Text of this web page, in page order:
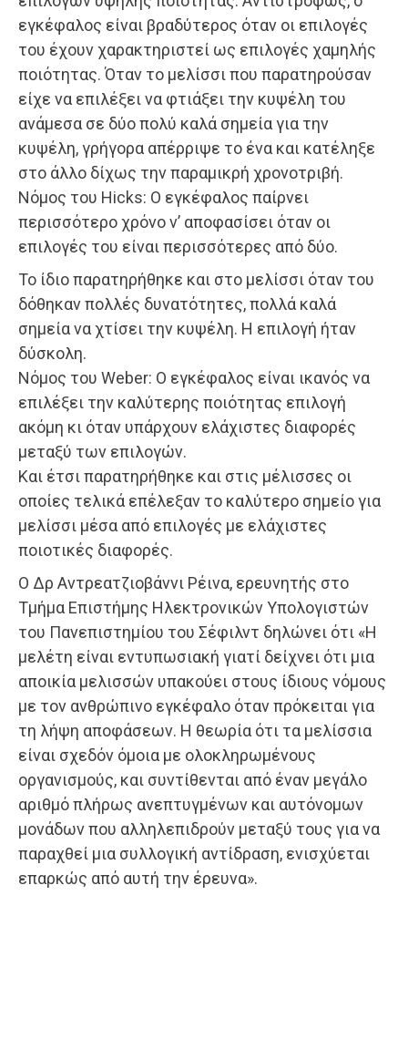
εγκέφαλος είναι βραδύτερος όταν οι επιλογές
του έχουν χαρακτηριστεί ως επιλογές χαμηλής
ποιότητας. Όταν το μελίσσι που παρατηρούσαν
είχε να επιλέξει να φτιάξει την κυψέλη του
ανάμεσα σε δύο πολύ καλά σημεία για την
κυψέλη, γρήγορα απέρριψε το ένα και κατέληξε
στο άλλο δίχως την παραμικρή χρονοτριβή.
Νόμος του Hicks: Ο εγκέφαλος παίρνει
περισσότερο χρόνο ν’ αποφασίσει όταν οι
επιλογές του είναι περισσότερες από δύο.
Το ίδιο παρατηρήθηκε και στο μελίσσι όταν του
δόθηκαν πολλές δυνατότητες, πολλά καλά
σημεία να χτίσει την κυψέλη. Η επιλογή ήταν
δύσκολη.
Νόμος του Weber: Ο εγκέφαλος είναι ικανός να
επιλέξει την καλύτερης ποιότητας επιλογή
ακόμη κι όταν υπάρχουν ελάχιστες διαφορές
μεταξύ των επιλογών.
Και έτσι παρατηρήθηκε και στις μέλισσες οι
οποίες τελικά επέλεξαν το καλύτερο σημείο για
μελίσσι μέσα από επιλογές με ελάχιστες
ποιοτικές διαφορές.
Ο Δρ Αντρεατζιοβάννι Ρέινα, ερευνητής στο
Τμήμα Επιστήμης Ηλεκτρονικών Υπολογιστών
του Πανεπιστημίου του Σέφιλντ δηλώνει ότι «Η
μελέτη είναι εντυπωσιακή γιατί δείχνει ότι μια
αποικία μελισσών υπακούει στους ίδιους νόμους
με τον ανθρώπινο εγκέφαλο όταν πρόκειται για
τη λήψη αποφάσεων. Η θεωρία ότι τα μελίσσια
είναι σχεδόν όμοια με ολοκληρωμένους
οργανισμούς, και συντίθενται από έναν μεγάλο
αριθμό πλήρως ανεπτυγμένων και αυτόνομων
μονάδων που αλληλεπιδρούν μεταξύ τους για να
παραχθεί μια συλλογική αντίδραση, ενισχύεται
επαρκώς από αυτή την έρευνα».